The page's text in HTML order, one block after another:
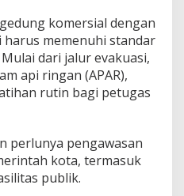
komersial dengan
memenuhi standar
dari jalur evakuasi,
api ringan (APAR),
rutin bagi petugas
perlunya pengawasan
kota, termasuk
publik.